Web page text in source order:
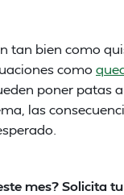
tan bien como
como
poner patas
las
mes? Solicita